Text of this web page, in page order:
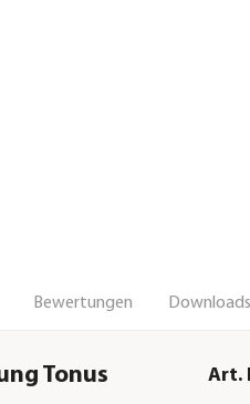
Bewertungen
Tonus Art.